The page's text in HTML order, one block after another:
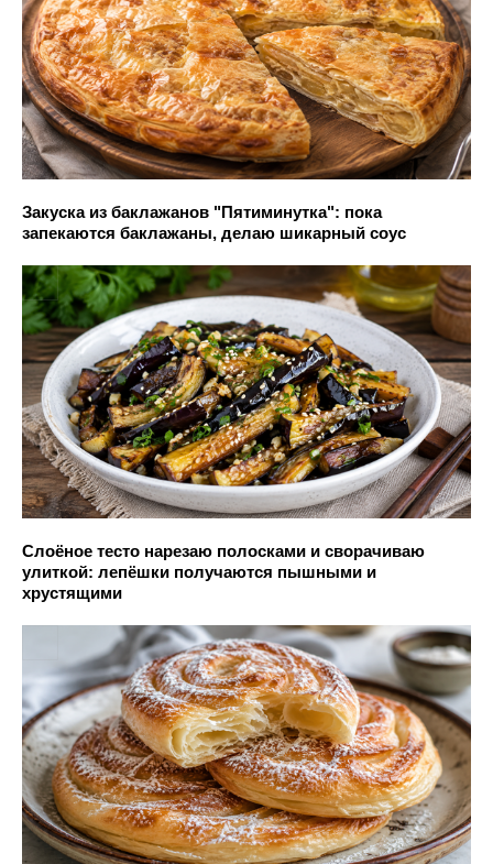
Закуска из баклажанов "Пятиминутка": пока
запекаются баклажаны, делаю шикарный соус
Слоёное тесто нарезаю полосками и сворачиваю
улиткой: лепёшки получаются пышными и
хрустящими